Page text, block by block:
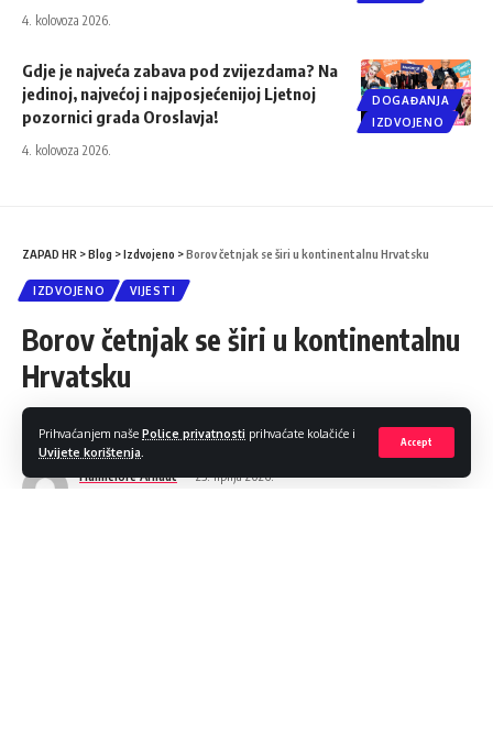
Prihvaćanjem naše Police privatnosti prihvaćate kolačiće i
Uvijete korištenja
Accept
4. kolovoza 2026.
DOGAĐANJA
IZDVOJENO
Gdje je najveća zabava pod zvijezdama? Na
jedinoj, najvećoj i najposjećenijoj Ljetnoj
pozornici grada Oroslavja!
4. kolovoza 2026.
ZAPAD HR >Blog >Izdvojeno >Borov četnjak se širi u kontinentalnu Hrvatsku
IZDVOJENO VIJESTI
Borov četnjak se širi u kontinentalnu
Hrvatsku
Hannelore Arnaut
23. lipnja 2026.
Podijeli 3 Min čitanja